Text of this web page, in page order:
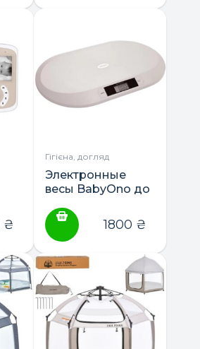
₴
Гігієна, догляд
Электронные
весы BabyOno до
1800 ₴